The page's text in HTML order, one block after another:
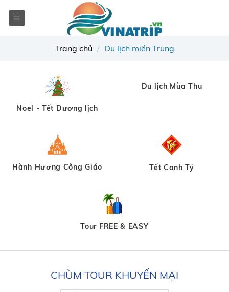
Trang chủ / Du lịch miền Trung
Noel - Tết Dương lịch
Du lịch Mùa Thu
Hành Hương Công Giáo Tết Canh Tý
Tour FREE & EASY
CHÙM TOUR KHUYẾN MẠI